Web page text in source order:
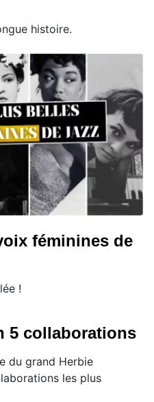
histoire.
féminines de
!
5 collaborations
du grand Herbie
les plus